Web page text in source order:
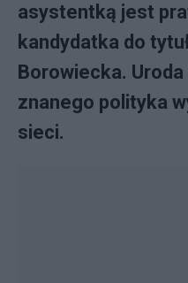
asystentką jest
kandydatka do
Borowiecka.
znanego polityka
sieci.